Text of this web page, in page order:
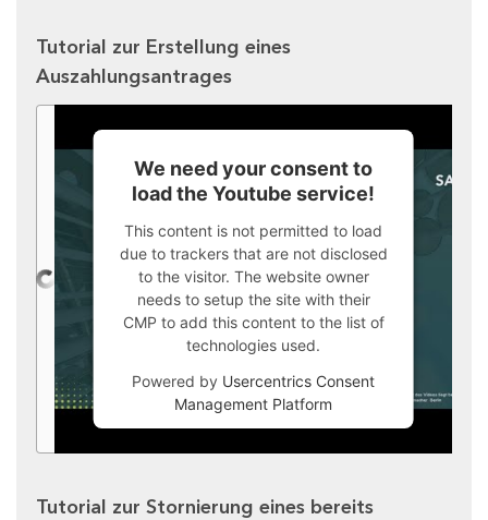
Tutorial zur Erstellung eines
Auszahlungsantrages
We need your consent to
load the Youtube service!
This content is not permitted to load
due to trackers that are not disclosed
to the visitor. The website owner
needs to setup the site with their
CMP to add this content to the list of
technologies used.
Powered by Usercentrics Consent
Management Platform
Tutorial zur Stornierung eines bereits